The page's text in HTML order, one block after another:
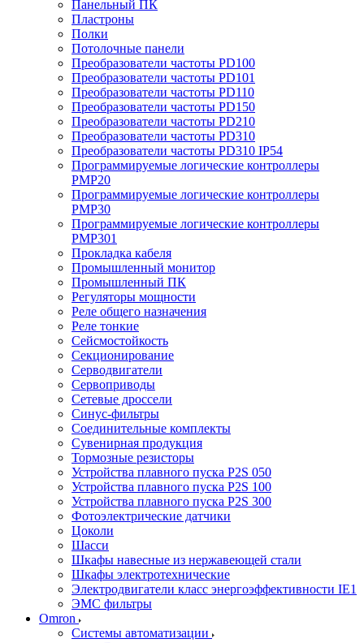
Панельный ПК
Пластроны
Полки
Потолочные панели
Преобразователи частоты PD100
Преобразователи частоты PD101
Преобразователи частоты PD110
Преобразователи частоты PD150
Преобразователи частоты PD210
Преобразователи частоты PD310
Преобразователи частоты PD310 IP54
Программируемые логические контроллеры
PMP20
Программируемые логические контроллеры
PMP30
Программируемые логические контроллеры
PMP301
Прокладка кабеля
Промышленный монитор
Промышленный ПК
Регуляторы мощности
Реле общего назначения
Реле тонкие
Сейсмостойкость
Секционирование
Серводвигатели
Сервоприводы
Сетевые дроссели
Синус-фильтры
Соединительные комплекты
Сувенирная продукция
Тормозные резисторы
Устройства плавного пуска P2S 050
Устройства плавного пуска P2S 100
Устройства плавного пуска P2S 300
Фотоэлектрические датчики
Цоколи
Шасси
Шкафы навесные из нержавеющей стали
Шкафы электротехнические
Электродвигатели класс энергоэффективности IE1
ЭМС фильтры
Omron
Системы автоматизации